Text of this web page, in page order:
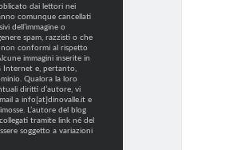
dai lettori nei
comunque cancellati
dell’immagine o
spam, razzisti o che
conformi al rispetto
immagini inserite in
Internet e, pertanto,
Qualora la loro
diritti d’autore, vi
a info[at]dinovalle.it e
L’autore del blog
tramite link né del
soggetto a variazioni